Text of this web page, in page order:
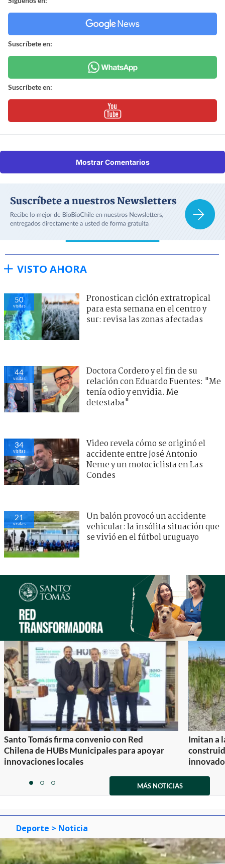
Suscríbete en:
Suscríbete en:
Mostrar Comentarios
VISTO AHORA
50
visitas
Pronostican ciclón extratropical
para esta semana en el centro y
sur: revisa las zonas afectadas
44
visitas
Doctora Cordero y el fin de su
relación con Eduardo Fuentes: "Me
tenía odio y envidia. Me
detestaba"
34
visitas
Video revela cómo se originó el
accidente entre José Antonio
Neme y un motociclista en Las
Condes
21
visitas
Un balón provocó un accidente
vehicular: la insólita situación que
se vivió en el fútbol uruguayo
Santo Tomás firma convenio con Red
Chilena de HUBs Municipales para apoyar
innovaciones locales
Imitan a
itemitemitem
MÁS NOTICIAS
Deporte > Noticia